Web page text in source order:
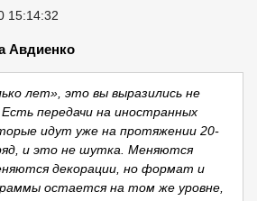
Авдиенко
15:14:32
лет», это вы выразились не
передачи на иностранных
идут уже на протяжении 20-
и это не шутка. Меняются
декорации, но формат и
остается на том же уровне,